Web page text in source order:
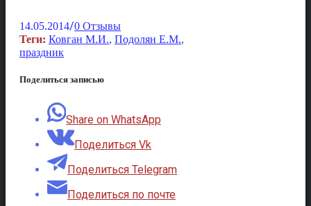
14.05.2014/0 Отзывы
Теги: Ковган М.И., Подолян Е.М.,
праздник
Поделиться записью
Share on WhatsApp
Поделиться Vk
Поделиться Telegram
Поделиться по почте